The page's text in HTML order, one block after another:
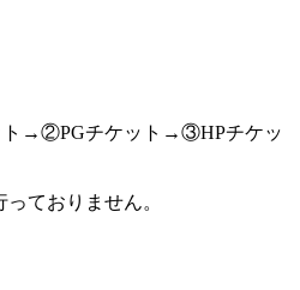
ト→②PGチケット→③HPチケッ
ておりません。